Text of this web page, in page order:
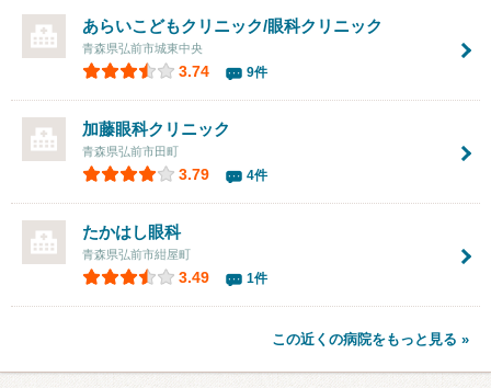
あらいこどもクリニック/眼科クリニック
青森県弘前市城東中央
3.74 9件
加藤眼科クリニック
青森県弘前市田町
3.79 4件
たかはし眼科
青森県弘前市紺屋町
3.49 1件
この近くの病院をもっと見る »